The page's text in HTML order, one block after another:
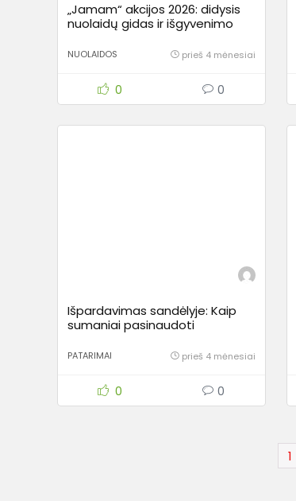
„Jamam“ akcijos 2026: didysis
nuolaidų gidas ir išgyvenimo
NUOLAIDOS prieš 4 mėnesiai
0 0
Išpardavimas sandėlyje: Kaip
sumaniai pasinaudoti
sutaupyti maksimaliai?
PATARIMAI prieš 4 mėnesiai
0 0
1